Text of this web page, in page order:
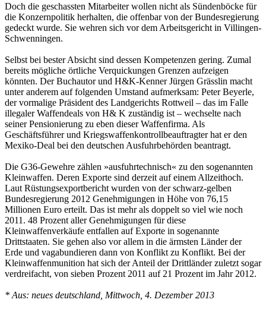
Doch die geschassten Mitarbeiter wollen nicht als Sündenböcke für
die Konzernpolitik herhalten, die offenbar von der Bundesregierung
gedeckt wurde. Sie wehren sich vor dem Arbeitsgericht in Villingen-
Schwenningen.
Selbst bei bester Absicht sind dessen Kompetenzen gering. Zumal
bereits mögliche örtliche Verquickungen Grenzen aufzeigen
könnten. Der Buchautor und H&K-Kenner Jürgen Grässlin macht
unter anderem auf folgenden Umstand aufmerksam: Peter Beyerle,
der vormalige Präsident des Landgerichts Rottweil – das im Falle
illegaler Waffendeals von H& K zuständig ist – wechselte nach
seiner Pensionierung zu eben dieser Waffenfirma. Als
Geschäftsführer und Kriegswaffenkontrollbeauftragter hat er den
Mexiko-Deal bei den deutschen Ausfuhrbehörden beantragt.
Die G36-Gewehre zählen »ausfuhrtechnisch« zu den sogenannten
Kleinwaffen. Deren Exporte sind derzeit auf einem Allzeithoch.
Laut Rüstungsexportbericht wurden von der schwarz-gelben
Bundesregierung 2012 Genehmigungen in Höhe von 76,15
Millionen Euro erteilt. Das ist mehr als doppelt so viel wie noch
2011. 48 Prozent aller Genehmigungen für diese
Kleinwaffenverkäufe entfallen auf Exporte in sogenannte
Drittstaaten. Sie gehen also vor allem in die ärmsten Länder der
Erde und vagabundieren dann von Konflikt zu Konflikt. Bei der
Kleinwaffenmunition hat sich der Anteil der Drittländer zuletzt sogar
verdreifacht, von sieben Prozent 2011 auf 21 Prozent im Jahr 2012.
* Aus: neues deutschland, Mittwoch, 4. Dezember 2013